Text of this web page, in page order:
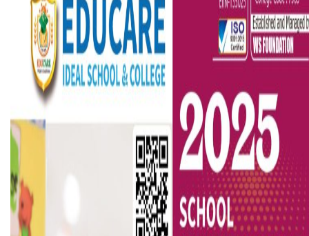
ভারতে ভয়াবহ সড়ক দুর্ঘটনা, নিহত ১৫